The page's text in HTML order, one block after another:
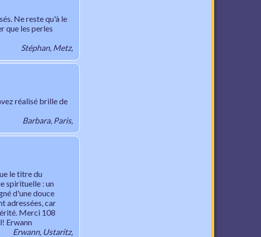
Ne reste qu'à le
que les perles
Stéphan, Metz,
réalisé brille de
Barbara, Paris,
le titre du
spirituelle : un
d'une douce
adressées, car
Merci 108
Erwann
Erwann, Ustaritz,